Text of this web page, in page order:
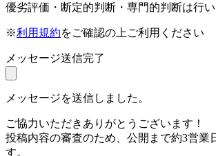
優劣評価・断定的判断・専門的判断は行い
※利用規約をご確認の上ご利用ください
メッセージ送信完了
メッセージを送信しました。
ご協力いただきありがとうございます！
投稿内容の審査のため、公開まで約3営業
す。